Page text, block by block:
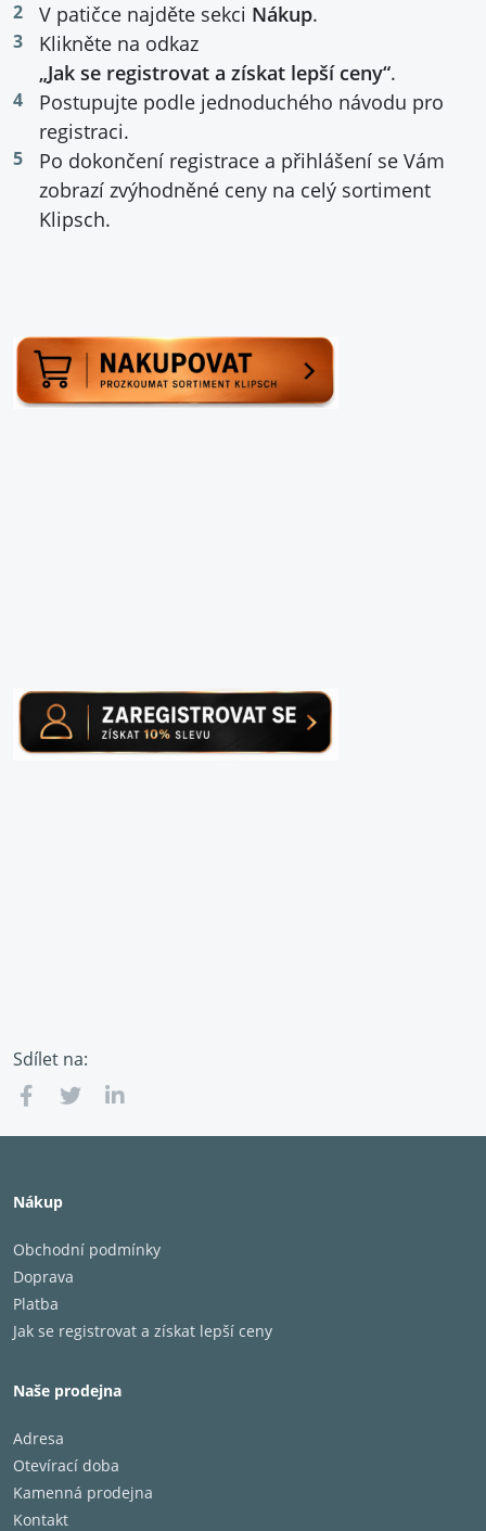
V patičce najděte sekci Nákup.
Klikněte na odkaz
„Jak se registrovat a získat lepší ceny“.
Postupujte podle jednoduchého návodu pro
registraci.
Po dokončení registrace a přihlášení se Vám
zobrazí zvýhodněné ceny na celý sortiment
Klipsch.
Sdílet na:
Nákup
Obchodní podmínky
Doprava
Platba
Jak se registrovat a získat lepší ceny
Naše prodejna
Adresa
Otevírací doba
Kamenná prodejna
Kontakt